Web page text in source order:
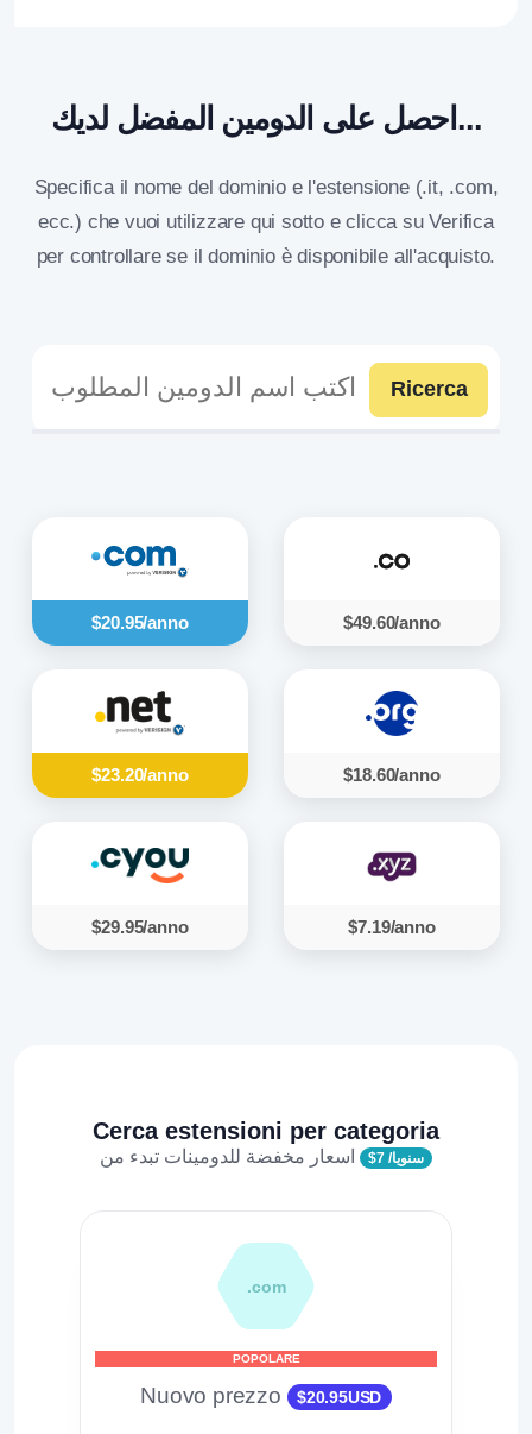
احصل على الدومين المفضل لديك...
Specifica il nome del dominio e l'estensione (.it, .com,
ecc.) che vuoi utilizzare qui sotto e clicca su Verifica
per controllare se il dominio è disponibile all'acquisto.
Ricerca
$20.95/anno $49.60/anno
$23.20/anno $18.60/anno
$29.95/anno $7.19/anno
Cerca estensioni per categoria
$7 /سنويا
.com
POPOLARE
Nuovo prezzo $20.95USD